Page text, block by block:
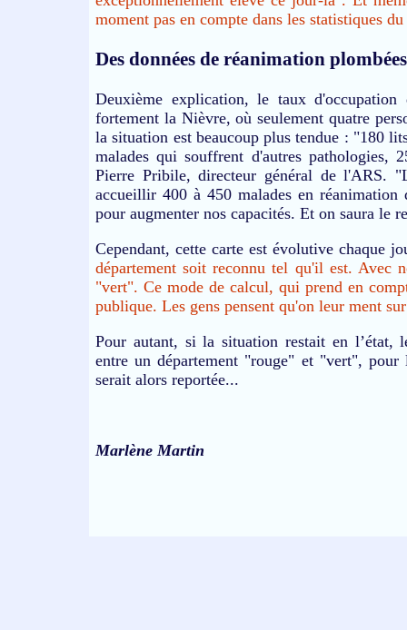
moment pas en compte dans les statistiques
Des données de réanimation
Deuxième explication, le taux
fortement la Nièvre, où seulement quatre
la situation est beaucoup plus tendue : "180
malades qui souffrent d'autres pathologies,
Pierre Pribile, directeur général de l'ARS.
accueillir 400 à 450 malades en réanimation
pour augmenter nos capacités. Et on saura le
Cependant, cette carte est évolutive chaque
département soit reconnu tel qu'il est. Avec
"vert". Ce mode de calcul, qui prend en
publique. Les gens pensent qu'on leur ment
Pour autant, si la situation restait en l’état,
entre un département "rouge" et "vert",
serait alors reportée...
Marlène Martin